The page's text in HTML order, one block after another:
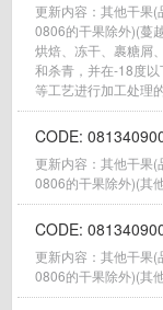
更新内容：其他干果(
0806的干果除外)(蔓
烘焙、冻干、裹糖屑
和杀青，并在-18度
等工艺进行加工处理
CODE:
更新内容：其他干果(
0806的干果除外)(其
CODE:
更新内容：其他干果(
0806的干果除外)(其